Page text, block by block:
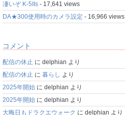
凄いぞ K-5IIs - 17,641 views
DA★300使用時のカメラ設定 - 16,966 views
コメント
配信の休止 に delphian より
配信の休止 に 暮らし より
2025年開始 に delphian より
2025年開始 に delphian より
大晦日もドラクエウォーク に delphian より